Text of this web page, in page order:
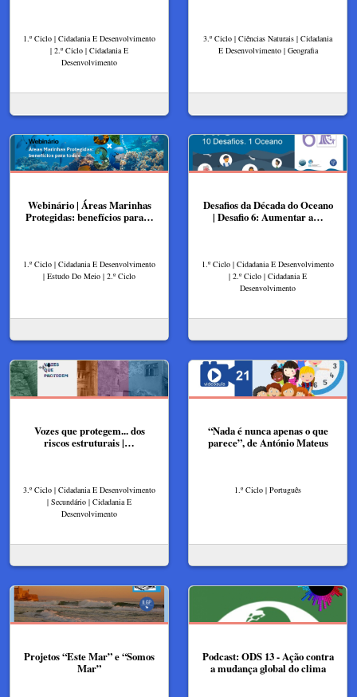
1.º Ciclo | Cidadania E Desenvolvimento
| 2.º Ciclo | Cidadania E
Desenvolvimento
3.º Ciclo | Ciências Naturais | Cidadania
E Desenvolvimento | Geografia
Webinário | Áreas Marinhas
Protegidas: benefícios para…
1.º Ciclo | Cidadania E Desenvolvimento
| Estudo Do Meio | 2.º Ciclo
Desafios da Década do Oceano
| Desafio 6: Aumentar a…
1.º Ciclo | Cidadania E Desenvolvimento
| 2.º Ciclo | Cidadania E
Desenvolvimento
Vozes que protegem... dos
riscos estruturais |…
3.º Ciclo | Cidadania E Desenvolvimento
| Secundário | Cidadania E
Desenvolvimento
“Nada é nunca apenas o que
parece”, de António Mateus
1.º Ciclo | Português
Projetos “Este Mar” e “Somos
Mar”
Podcast: ODS 13 - Ação contra
a mudança global do clima